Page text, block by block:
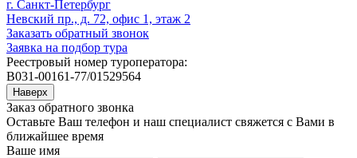
г. Санкт-Петербург
Невский пр., д. 72, офис 1, этаж 2
Заказать обратный звонок
Заявка на подбор тура
Реестровый номер туроператора:
В031-00161-77/01529564
Наверх
Заказ обратного звонка
Оставьте Ваш телефон и наш специалист свяжется с Вами в
ближайшее время
Ваше имя